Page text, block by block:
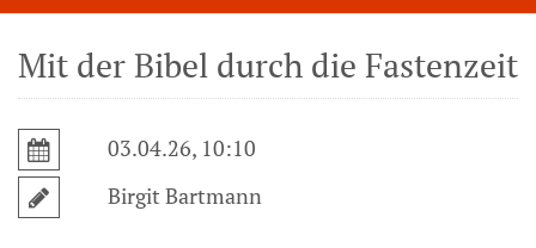
Mit der Bibel durch die Fastenzeit
03.04.26, 10:10
Birgit Bartmann